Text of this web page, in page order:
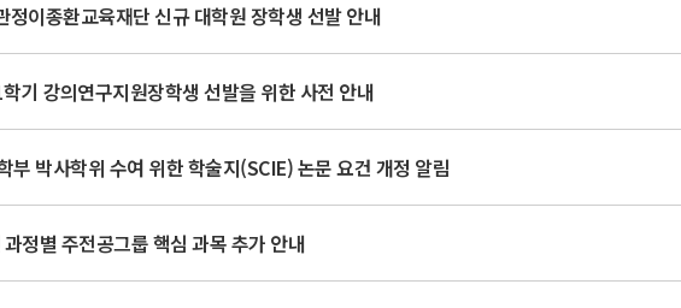
정이종환교육재단 신규 대학원 장학생 선발 안내
기 강의연구지원장학생 선발을 위한 사전 안내
부 박사학위 수여 위한 학술지(SCIE) 논문 요건 개정 알림
정별 주전공그룹 핵심 과목 추가 안내